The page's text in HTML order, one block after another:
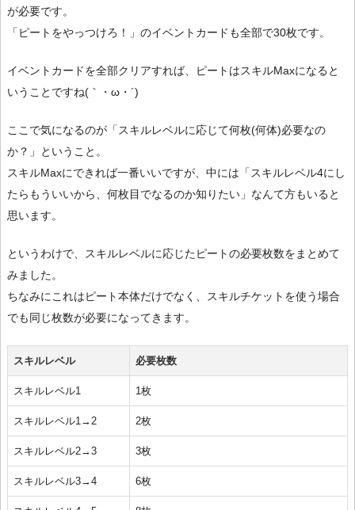
が必要です。
「ピートをやっつけろ！」のイベントカードも全部で30枚です。
イベントカードを全部クリアすれば、ピートはスキルMaxになると
いうことですね(｀・ω・´)
ここで気になるのが「スキルレベルに応じて何枚(何体)必要なの
か？」ということ。
スキルMaxにできれば一番いいですが、中には「スキルレベル4にし
たらもういいから、何枚目でなるのか知りたい」なんて方もいると
思います。
というわけで、スキルレベルに応じたピートの必要枚数をまとめて
みました。
ちなみにこれはピート本体だけでなく、スキルチケットを使う場合
でも同じ枚数が必要になってきます。
スキルレベル 必要枚数
スキルレベル1 1枚
スキルレベル1→2 2枚
スキルレベル2→3 3枚
スキルレベル3→4 6枚